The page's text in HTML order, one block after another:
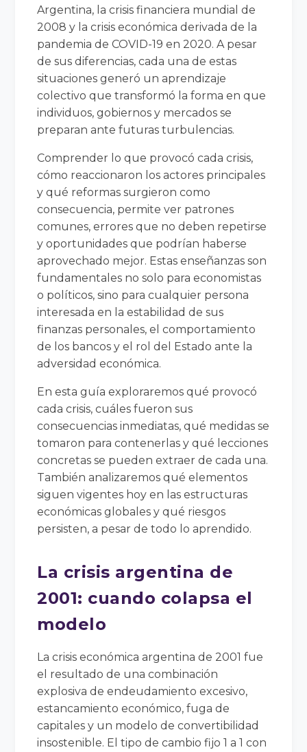
Argentina, la crisis financiera mundial de
2008 y la crisis económica derivada de la
pandemia de COVID-19 en 2020. A pesar
de sus diferencias, cada una de estas
situaciones generó un aprendizaje
colectivo que transformó la forma en que
individuos, gobiernos y mercados se
preparan ante futuras turbulencias.
Comprender lo que provocó cada crisis,
cómo reaccionaron los actores principales
y qué reformas surgieron como
consecuencia, permite ver patrones
comunes, errores que no deben repetirse
y oportunidades que podrían haberse
aprovechado mejor. Estas enseñanzas son
fundamentales no solo para economistas
o políticos, sino para cualquier persona
interesada en la estabilidad de sus
finanzas personales, el comportamiento
de los bancos y el rol del Estado ante la
adversidad económica.
En esta guía exploraremos qué provocó
cada crisis, cuáles fueron sus
consecuencias inmediatas, qué medidas se
tomaron para contenerlas y qué lecciones
concretas se pueden extraer de cada una.
También analizaremos qué elementos
siguen vigentes hoy en las estructuras
económicas globales y qué riesgos
persisten, a pesar de todo lo aprendido.
La crisis argentina de
2001: cuando colapsa el
modelo
La crisis económica argentina de 2001 fue
el resultado de una combinación
explosiva de endeudamiento excesivo,
estancamiento económico, fuga de
capitales y un modelo de convertibilidad
insostenible. El tipo de cambio fijo 1 a 1 con